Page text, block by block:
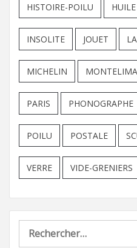
HISTOIRE-POILU HUILE
INSOLITE JOUET
MICHELIN
PARIS PHONOGRAPHE
POILU POSTALE
VERRE VIDE-GRENIERS
Rechercher :